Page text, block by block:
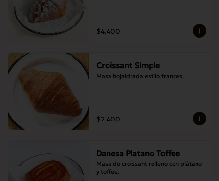
$4.400
Croissant Simple
Masa hojaldrada estilo frances.
$2.400
Danesa Platano Toffee
Masa de croissant relleno con plátano
y toffee.